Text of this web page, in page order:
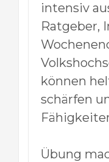
intensiv
Ratgeber,
können
schärfen
Übung